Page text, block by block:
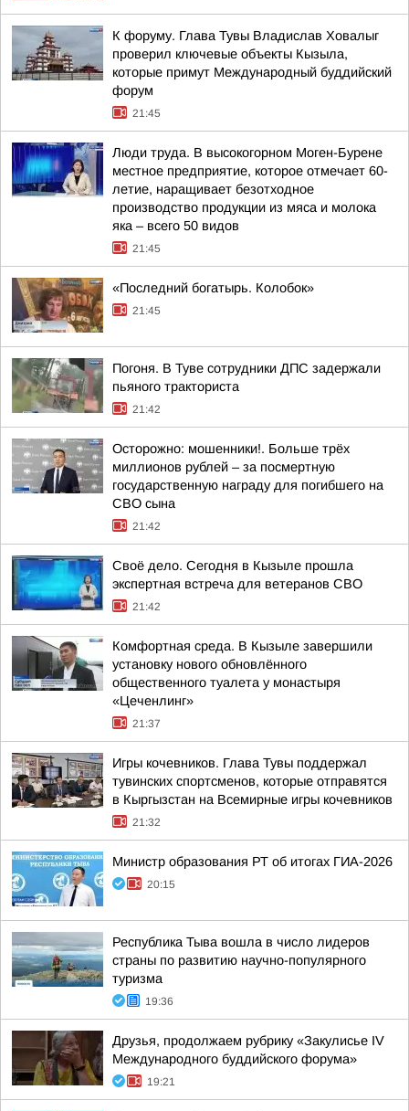
К форуму. Глава Тувы Владислав Ховалыг
проверил ключевые объекты Кызыла,
которые примут Международный буддийский
форум
21:45
Люди труда. В высокогорном Моген-Бурене
местное предприятие, которое отмечает 60-
летие, наращивает безотходное
производство продукции из мяса и молока
яка – всего 50 видов
21:45
«Последний богатырь. Колобок»
21:45
Погоня. В Туве сотрудники ДПС задержали
пьяного тракториста
21:42
Осторожно: мошенники!. Больше трёх
миллионов рублей – за посмертную
государственную награду для погибшего на
СВО сына
21:42
Своё дело. Сегодня в Кызыле прошла
экспертная встреча для ветеранов СВО
21:42
Комфортная среда. В Кызыле завершили
установку нового обновлённого
общественного туалета у монастыря
«Цеченлинг»
21:37
Игры кочевников. Глава Тувы поддержал
тувинских спортсменов, которые отправятся
в Кыргызстан на Всемирные игры кочевников
21:32
Министр образования РТ об итогах ГИА-2026
20:15
Республика Тыва вошла в число лидеров
страны по развитию научно-популярного
туризма
19:36
Друзья, продолжаем рубрику «Закулисье IV
Международного буддийского форума»
19:21